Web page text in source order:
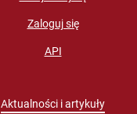
Zaloguj się
API
Aktualności i artykuły